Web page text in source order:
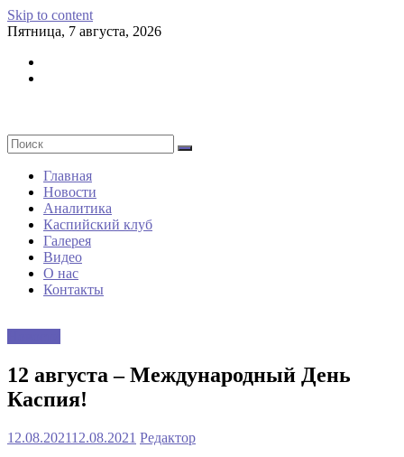
Skip to content
Пятница, 7 августа, 2026
Главная
Новости
Аналитика
Каспийский клуб
Галерея
Видео
О нас
Контакты
12 августа – Международный День
Каспия!
12.08.202112.08.2021 Редактор